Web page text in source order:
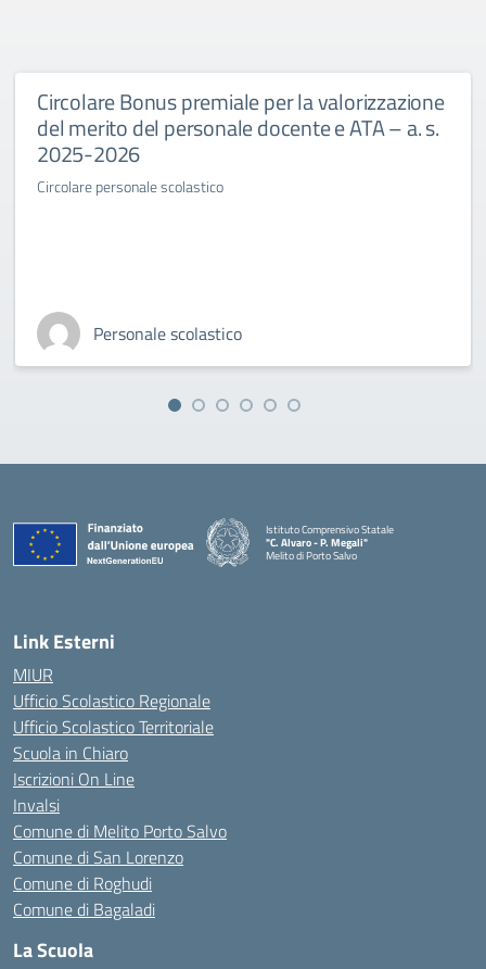
Circolare Bonus premiale per la valorizzazione
del merito del personale docente e ATA – a. s.
2025-2026
Circolare personale scolastico
Personale scolastico
Istituto Comprensivo Statale
"C. Alvaro - P. Megali"
Melito di Porto Salvo
Link Esterni
MIUR
Ufficio Scolastico Regionale
Ufficio Scolastico Territoriale
Scuola in Chiaro
Iscrizioni On Line
Invalsi
Comune di Melito Porto Salvo
Comune di San Lorenzo
Comune di Roghudi
Comune di Bagaladi
La Scuola